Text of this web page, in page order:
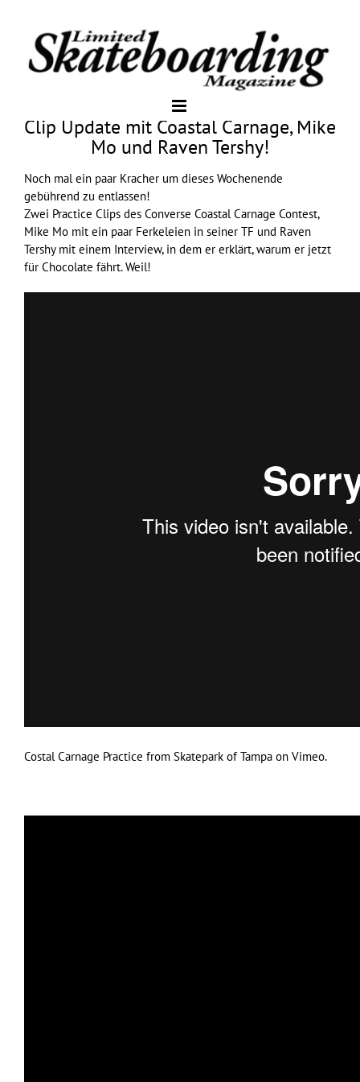
Clip Update mit Coastal Carnage, Mike
Mo und Raven Tershy!
Noch mal ein paar Kracher um dieses Wochenende
gebührend zu entlassen!
Zwei Practice Clips des Converse Coastal Carnage Contest,
Mike Mo mit ein paar Ferkeleien in seiner TF und Raven
Tershy mit einem Interview, in dem er erklärt, warum er jetzt
für Chocolate fährt. Weil!
Costal Carnage Practice from Skatepark of Tampa on Vimeo.